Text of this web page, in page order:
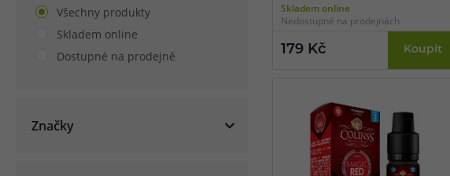
Všechny produkty
Skladem online
Dostupné na prodejně
Značky
zaujme prokreslenou a sametově
jemnou chutí lehkých tabákových listů
s příjemně jemnými tóny. Ideální pro
milovníky cigaretových tabáků.
Skladem online
Nedostupné na prodejnách
179 Kč Koupit